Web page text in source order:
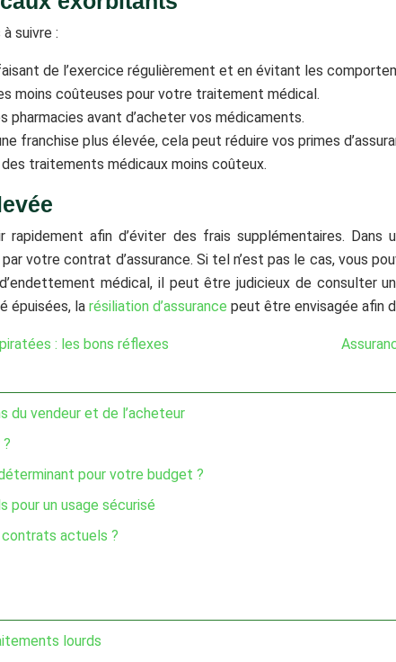
suivre :
de l’exercice régulièrement et en évitant les
moins coûteuses pour votre traitement médical.
avant d’acheter vos médicaments.
franchise plus élevée, cela peut réduire vos primes
traitements médicaux moins coûteux.
afin d’éviter des frais supplémentaires.
votre contrat d’assurance. Si tel n’est pas le cas, vous
médical, il peut être judicieux de consulter
épuisées, la résiliation d’assurance peut être envisagée afin
: les bons réflexes
du vendeur et de l’acheteur
pour votre budget ?
pour un usage sécurisé
contrats actuels ?
lourds